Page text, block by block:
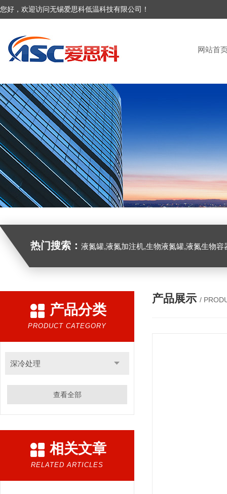
您好，欢迎访问无锡爱思科低温科技有限公司！
网站首
热门搜索： 液氮罐,液氮加注机,生物液氮罐,液氮生物容器,
产品分类
PRODUCT CATEGORY
深冷处理
查看全部
相关文章
RELATED ARTICLES
产品展示 /